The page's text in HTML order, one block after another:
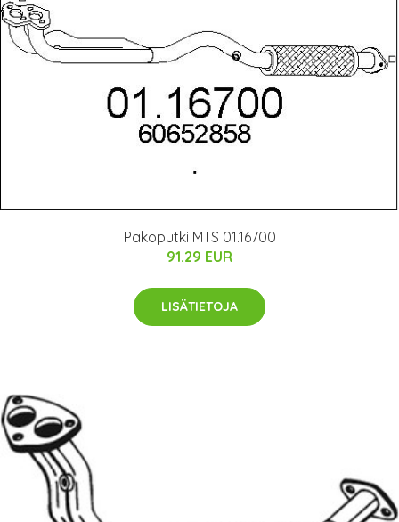
Pakoputki MTS 01.16700
91.29 EUR
LISÄTIETOJA